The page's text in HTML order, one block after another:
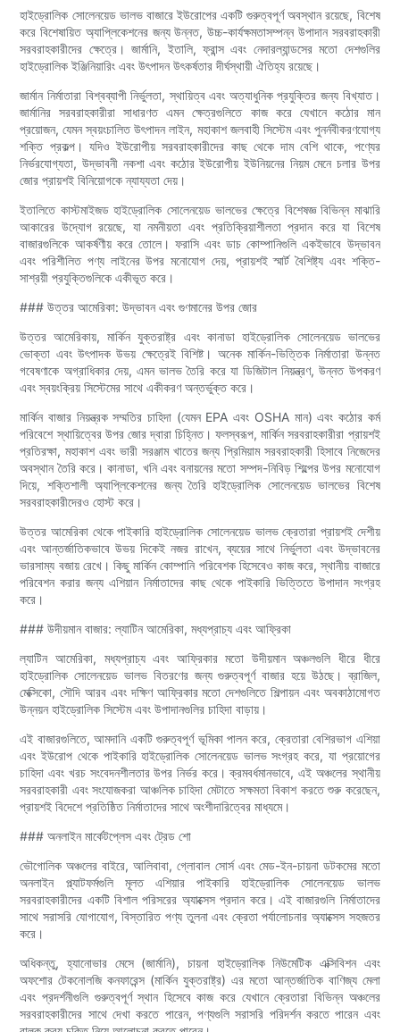
হাইড্রোলিক সোলেনয়েড ভালভ বাজারে ইউরোপের একটি গুরুত্বপূর্ণ অবস্থান রয়েছে, বিশেষ
করে বিশেষায়িত অ্যাপ্লিকেশনের জন্য উন্নত, উচ্চ-কার্যক্ষমতাসম্পন্ন উপাদান সরবরাহকারী
সরবরাহকারীদের ক্ষেত্রে। জার্মানি, ইতালি, ফ্রান্স এবং নেদারল্যান্ডসের মতো দেশগুলির
হাইড্রোলিক ইঞ্জিনিয়ারিং এবং উৎপাদন উৎকর্ষতার দীর্ঘস্থায়ী ঐতিহ্য রয়েছে।
জার্মান নির্মাতারা বিশ্বব্যাপী নির্ভুলতা, স্থায়িত্ব এবং অত্যাধুনিক প্রযুক্তির জন্য বিখ্যাত।
জার্মানির সরবরাহকারীরা সাধারণত এমন ক্ষেত্রগুলিতে কাজ করে যেখানে কঠোর মান
প্রয়োজন, যেমন স্বয়ংচালিত উৎপাদন লাইন, মহাকাশ জলবাহী সিস্টেম এবং পুনর্নবীকরণযোগ্য
শক্তি প্রকল্প। যদিও ইউরোপীয় সরবরাহকারীদের কাছ থেকে দাম বেশি থাকে, পণ্যের
নির্ভরযোগ্যতা, উদ্ভাবনী নকশা এবং কঠোর ইউরোপীয় ইউনিয়নের নিয়ম মেনে চলার উপর
জোর প্রায়শই বিনিয়োগকে ন্যায্যতা দেয়।
ইতালিতে কাস্টমাইজড হাইড্রোলিক সোলেনয়েড ভালভের ক্ষেত্রে বিশেষজ্ঞ বিভিন্ন মাঝারি
আকারের উদ্যোগ রয়েছে, যা নমনীয়তা এবং প্রতিক্রিয়াশীলতা প্রদান করে যা বিশেষ
বাজারগুলিকে আকর্ষণীয় করে তোলে। ফরাসি এবং ডাচ কোম্পানিগুলি একইভাবে উদ্ভাবন
এবং পরিশীলিত পণ্য লাইনের উপর মনোযোগ দেয়, প্রায়শই স্মার্ট বৈশিষ্ট্য এবং শক্তি-
সাশ্রয়ী প্রযুক্তিগুলিকে একীভূত করে।
### উত্তর আমেরিকা: উদ্ভাবন এবং গুণমানের উপর জোর
উত্তর আমেরিকায়, মার্কিন যুক্তরাষ্ট্র এবং কানাডা হাইড্রোলিক সোলেনয়েড ভালভের
ভোক্তা এবং উৎপাদক উভয় ক্ষেত্রেই বিশিষ্ট। অনেক মার্কিন-ভিত্তিক নির্মাতারা উন্নত
গবেষণাকে অগ্রাধিকার দেয়, এমন ভালভ তৈরি করে যা ডিজিটাল নিয়ন্ত্রণ, উন্নত উপকরণ
এবং স্বয়ংক্রিয় সিস্টেমের সাথে একীকরণ অন্তর্ভুক্ত করে।
মার্কিন বাজার নিয়ন্ত্রক সম্মতির চাহিদা (যেমন EPA এবং OSHA মান) এবং কঠোর কর্ম
পরিবেশে স্থায়িত্বের উপর জোর দ্বারা চিহ্নিত। ফলস্বরূপ, মার্কিন সরবরাহকারীরা প্রায়শই
প্রতিরক্ষা, মহাকাশ এবং ভারী সরঞ্জাম খাতের জন্য প্রিমিয়াম সরবরাহকারী হিসাবে নিজেদের
অবস্থান তৈরি করে। কানাডা, খনি এবং বনায়নের মতো সম্পদ-নিবিড় শিল্পের উপর মনোযোগ
দিয়ে, শক্তিশালী অ্যাপ্লিকেশনের জন্য তৈরি হাইড্রোলিক সোলেনয়েড ভালভের বিশেষ
সরবরাহকারীদেরও হোস্ট করে।
উত্তর আমেরিকা থেকে পাইকারি হাইড্রোলিক সোলেনয়েড ভালভ ক্রেতারা প্রায়শই দেশীয়
এবং আন্তর্জাতিকভাবে উভয় দিকেই নজর রাখেন, ব্যয়ের সাথে নির্ভুলতা এবং উদ্ভাবনের
ভারসাম্য বজায় রেখে। কিছু মার্কিন কোম্পানি পরিবেশক হিসেবেও কাজ করে, স্থানীয় বাজারে
পরিবেশন করার জন্য এশিয়ান নির্মাতাদের কাছ থেকে পাইকারি ভিত্তিতে উপাদান সংগ্রহ
করে।
### উদীয়মান বাজার: ল্যাটিন আমেরিকা, মধ্যপ্রাচ্য এবং আফ্রিকা
ল্যাটিন আমেরিকা, মধ্যপ্রাচ্য এবং আফ্রিকার মতো উদীয়মান অঞ্চলগুলি ধীরে ধীরে
হাইড্রোলিক সোলেনয়েড ভালভ বিতরণের জন্য গুরুত্বপূর্ণ বাজার হয়ে উঠছে। ব্রাজিল,
মেক্সিকো, সৌদি আরব এবং দক্ষিণ আফ্রিকার মতো দেশগুলিতে শিল্পায়ন এবং অবকাঠামোগত
উন্নয়ন হাইড্রোলিক সিস্টেম এবং উপাদানগুলির চাহিদা বাড়ায়।
এই বাজারগুলিতে, আমদানি একটি গুরুত্বপূর্ণ ভূমিকা পালন করে, ক্রেতারা বেশিরভাগ এশিয়া
এবং ইউরোপ থেকে পাইকারি হাইড্রোলিক সোলেনয়েড ভালভ সংগ্রহ করে, যা প্রয়োগের
চাহিদা এবং খরচ সংবেদনশীলতার উপর নির্ভর করে। ক্রমবর্ধমানভাবে, এই অঞ্চলের স্থানীয়
সরবরাহকারী এবং সংযোজকরা আঞ্চলিক চাহিদা মেটাতে সক্ষমতা বিকাশ করতে শুরু করেছেন,
প্রায়শই বিদেশে প্রতিষ্ঠিত নির্মাতাদের সাথে অংশীদারিত্বের মাধ্যমে।
### অনলাইন মার্কেটপ্লেস এবং ট্রেড শো
ভৌগোলিক অঞ্চলের বাইরে, আলিবাবা, গ্লোবাল সোর্স এবং মেড-ইন-চায়না ডটকমের মতো
অনলাইন প্ল্যাটফর্মগুলি মূলত এশিয়ার পাইকারি হাইড্রোলিক সোলেনয়েড ভালভ
সরবরাহকারীদের একটি বিশাল পরিসরের অ্যাক্সেস প্রদান করে। এই বাজারগুলি নির্মাতাদের
সাথে সরাসরি যোগাযোগ, বিস্তারিত পণ্য তুলনা এবং ক্রেতা পর্যালোচনার অ্যাক্সেস সহজতর
করে।
অধিকন্তু, হ্যানোভার মেসে (জার্মানি), চায়না হাইড্রোলিক নিউমেটিক এক্সিবিশন এবং
অফশোর টেকনোলজি কনফারেন্স (মার্কিন যুক্তরাষ্ট্র) এর মতো আন্তর্জাতিক বাণিজ্য মেলা
এবং প্রদর্শনীগুলি গুরুত্বপূর্ণ স্থান হিসেবে কাজ করে যেখানে ক্রেতারা বিভিন্ন অঞ্চলের
সরবরাহকারীদের সাথে দেখা করতে পারেন, পণ্যগুলি সরাসরি পরিদর্শন করতে পারেন এবং